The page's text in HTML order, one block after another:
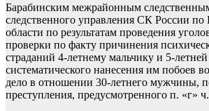
Барабинским межрайонным
следственного управления СК России по
области по результатам проведения
проверки по факту причинения
страданий 4-летнему мальчику и 5-
систематического нанесения им побоев
дело в отношении 30-летнего мужчины,
преступления, предусмотренного п. «г»